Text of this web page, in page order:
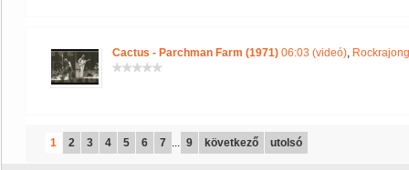
Cactus - Parchman Farm (1971) 06:03 (videó),
1 2 3 4 5 6 7 ... 9 következő utolsó